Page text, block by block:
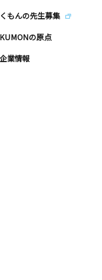
くもんの先生募集
KUMONの原点
企業情報